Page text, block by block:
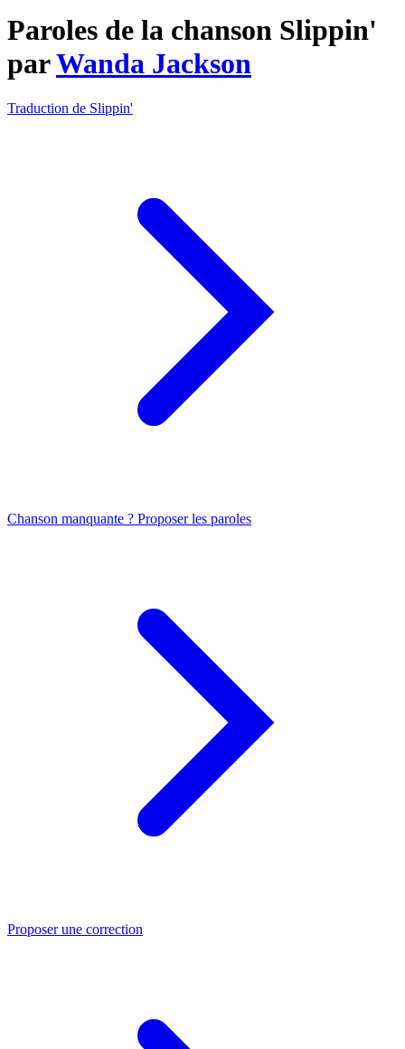
Paroles de la chanson Slippin'
parWanda Jackson
Traduction de Slippin'
Chanson manquante ? Proposer les paroles
Proposer une correction